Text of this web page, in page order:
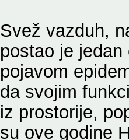
Svež vazduh,
postao je
pojavom
da svojim
iz prostorije,
su ove godine